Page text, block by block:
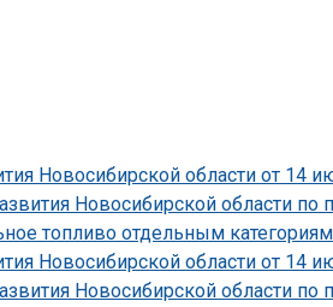
Новосибирской области от
Новосибирской области
топливо отдельным
Новосибирской области от
Новосибирской области